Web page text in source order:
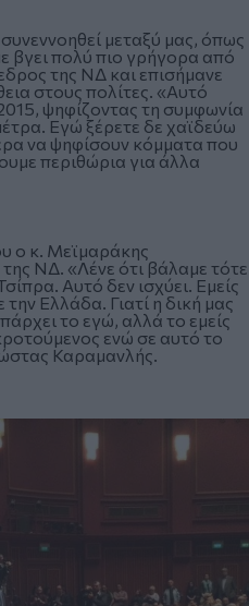
μεταξύ μας, όπως
βγει πολύ πιο γρήγορα από
της ΝΔ και επισήμανε
στους πολίτες. «Αυτό
ψηφίζοντας τη συμφωνία
Εγώ ξέρετε δε χαϊδεύω
να ψηφίσουν κόμματα που
περιθώρια για άλλα
ο κ. Μεϊμαράκης
ΝΔ. «Λένε ότι βάλαμε τότε
Αυτό δεν ισχύει. Εμείς
Ελλάδα. Γιατί η δική μας
το εγώ, αλλά το εμείς
ενώ σε αυτό το
Καραμανλής.